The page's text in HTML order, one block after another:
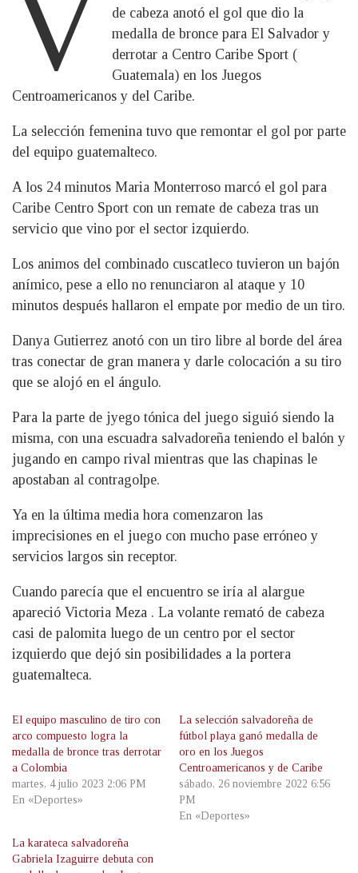
V
de cabeza anotó el gol que dio la
medalla de bronce para El Salvador y
derrotar a Centro Caribe Sport (
Guatemala) en los Juegos
Centroamericanos y del Caribe.
La selección femenina tuvo que remontar el gol por parte
del equipo guatemalteco.
A los 24 minutos Maria Monterroso marcó el gol para
Caribe Centro Sport con un remate de cabeza tras un
servicio que vino por el sector izquierdo.
Los animos del combinado cuscatleco tuvieron un bajón
anímico, pese a ello no renunciaron al ataque y 10
minutos después hallaron el empate por medio de un tiro.
Danya Gutierrez anotó con un tiro libre al borde del área
tras conectar de gran manera y darle colocación a su tiro
que se alojó en el ángulo.
Para la parte de jyego tónica del juego siguió siendo la
misma, con una escuadra salvadoreña teniendo el balón y
jugando en campo rival mientras que las chapinas le
apostaban al contragolpe.
Ya en la última media hora comenzaron las
imprecisiones en el juego con mucho pase erróneo y
servicios largos sin receptor.
Cuando parecía que el encuentro se iría al alargue
apareció Victoria Meza . La volante remató de cabeza
casi de palomita luego de un centro por el sector
izquierdo que dejó sin posibilidades a la portera
guatemalteca.
El equipo masculino de tiro con
arco compuesto logra la
medalla de bronce tras derrotar
a Colombia
martes, 4 julio 2023 2:06 PM
En «Deportes»
La selección salvadoreña de
fútbol playa ganó medalla de
oro en los Juegos
Centroamericanos y de Caribe
sábado, 26 noviembre 2022 6:56
PM
En «Deportes»
La karateca salvadoreña
Gabriela Izaguirre debuta con